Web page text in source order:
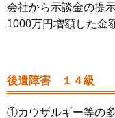
会社から示談金の提
1000万円増額した金
後遺障害 １４級
①カウザルギー等の